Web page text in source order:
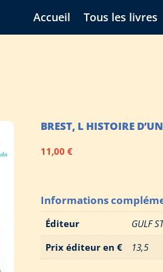
Accueil Tous les livres
BREST, L HISTOIRE
11,00€
Informations
Éditeur
GULF
Prix éditeur en €
13,5